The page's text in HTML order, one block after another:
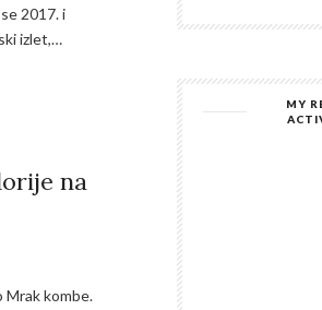
2017. i
izlet,…
na
Mrak kombe.
MY